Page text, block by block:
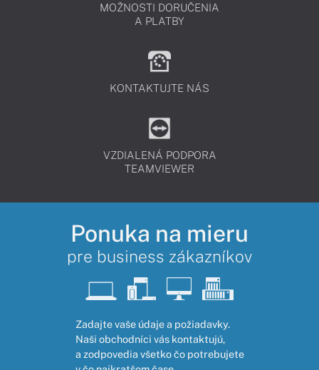
MOŽNOSTI DORUČENIA
A PLATBY
KONTAKTUJTE NÁS
VZDIALENÁ PODPORA
TEAMVIEWER
Ponuka na mieru
pre business zákazníkov
Zadajte vaše údaje a požiadavky.
Naši obchodníci vás kontaktujú,
a zodpovedia všetko čo potrebujete